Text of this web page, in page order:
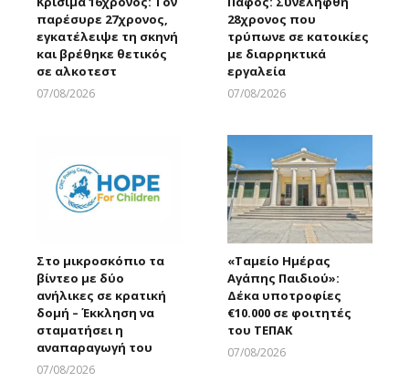
παρέσυρε 27χρονος,
εγκατέλειψε τη σκηνή
και βρέθηκε θετικός
σε αλκοτεστ
07/08/2026
28χρονος που
τρύπωνε σε κατοικίες
με διαρρηκτικά
εργαλεία
07/08/2026
Στο μικροσκόπιο τα
βίντεο με δύο
ανήλικες σε κρατική
δομή – Έκκληση να
σταματήσει η
αναπαραγωγή του
07/08/2026
«Ταμείο Ημέρας
Αγάπης Παιδιού»:
Δέκα υποτροφίες
€10.000 σε φοιτητές
του ΤΕΠΑΚ
07/08/2026